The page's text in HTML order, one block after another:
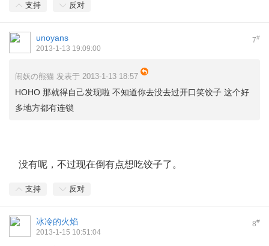
支持 反对
7#
unoyans
2013-1-13 19:09:00
闹妖の熊猫 发表于 2013-1-13 18:57
HOHO 那就得自己发现啦 不知道你去没去过开口笑饺子 这个好
多地方都有连锁
没有呢，不过现在倒有点想吃饺子了。
支持 反对
8#
冰冷的火焰
2013-1-15 10:51:04